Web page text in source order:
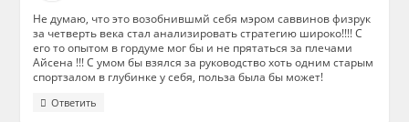
Не думаю, что это возобнившмй себя мэром саввинов физрук
за четверть века стал анализировать стратегию широко!!!! С
его то опытом в гордуме мог бы и не прятаться за плечами
Айсена !!! С умом бы взялся за руководство хоть одним старым
спортзалом в глубинке у себя, польза была бы может!
Ответить